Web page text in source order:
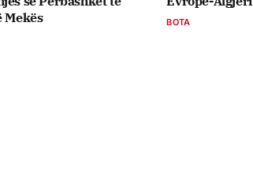
Mekës
BOTA